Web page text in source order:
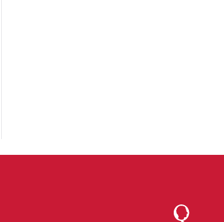
Logo